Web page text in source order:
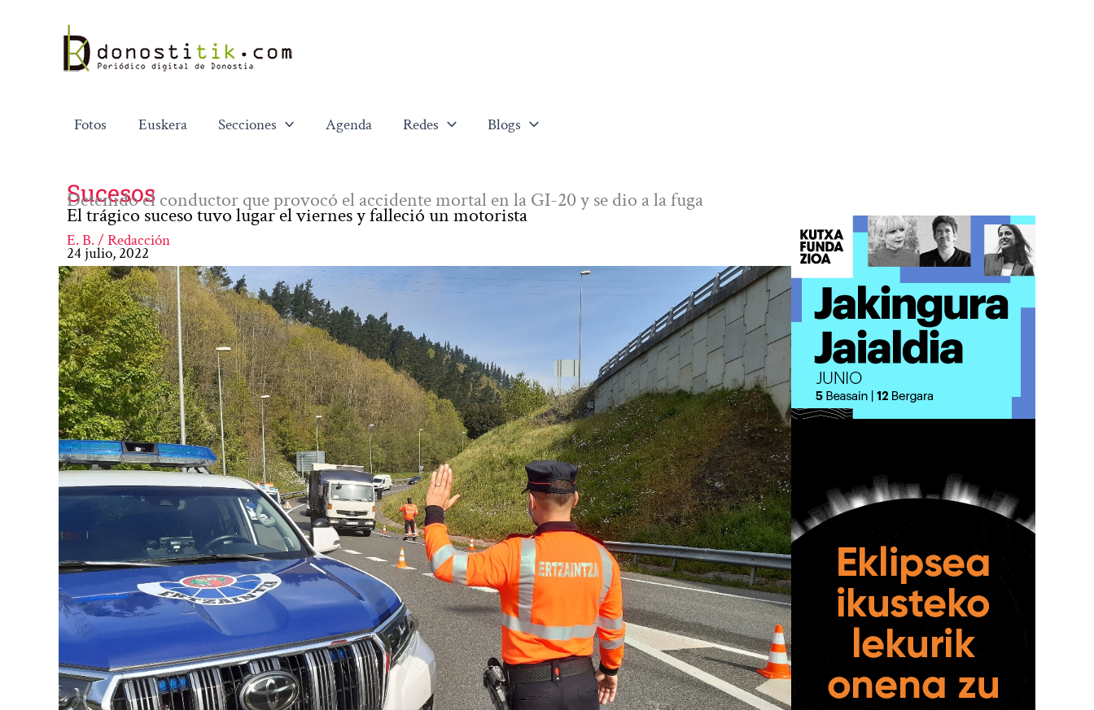
contenido
Fotos Euskera Secciones Agenda Redes Blogs
Sucesos
Detenido el conductor que provocó el accidente mortal en la GI-20 y se dio a la fuga
El trágico suceso tuvo lugar el viernes y falleció un motorista
E. B. / Redacción
24 julio, 2022